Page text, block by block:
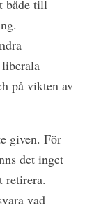
både till
på vikten av
given. För
det inget
retirera.
vad